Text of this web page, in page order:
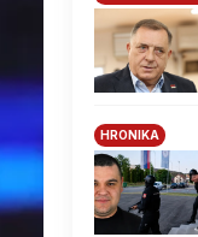
HRONIKA